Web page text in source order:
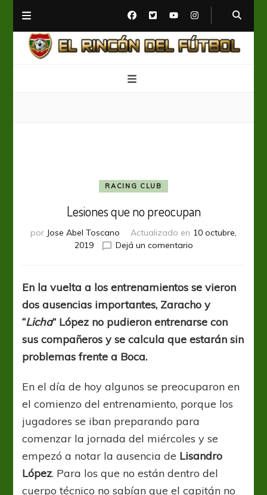
RACING CLUB
Lesiones que no preocupan
por Jose Abel Toscano Actualizado en 10 octubre,
2019
Dejá un comentarioen
preocupan
En la vuelta a los entrenamientos se vieron
dos ausencias importantes, Zaracho y
“Licha” López no pudieron entrenarse con
sus compañeros y se calcula que estarán sin
problemas frente a Boca.
En el día de hoy algunos se preocuparon en
el comienzo del entrenamiento, porque los
jugadores se iban preparando para
comenzar la jornada del miércoles y se
empezó a notar la ausencia de Lisandro
López. Para los que no están dentro del
cuerpo técnico no sabían que el capitán no